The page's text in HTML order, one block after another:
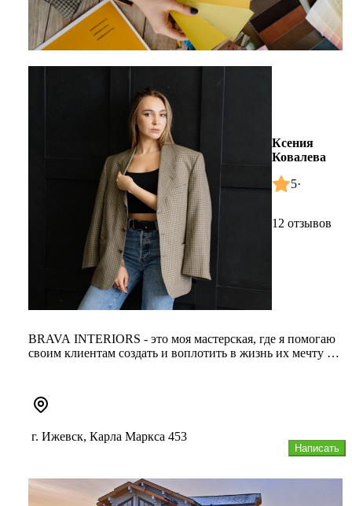
Ксения
Ковалева
5·
12 отзывов
BRAVA INTERIORS - это моя мастерская, где я помогаю
своим клиентам создать и воплотить в жизнь их мечту о
Написать
г. Ижевск, Карла Маркса 453